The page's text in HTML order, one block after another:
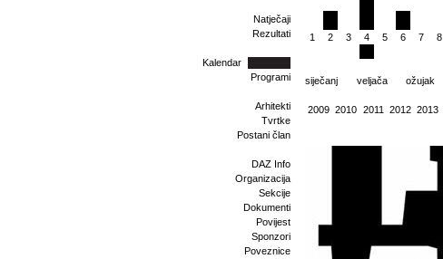
Natječaji
Rezultati
Kalendar
Programi
Arhitekti
Tvrtke
Postani član
DAZ Info
Organizacija
Sekcije
Dokumenti
Povijest
Sponzori
Poveznice
1 2 3 4 5 6 7 8
siječanj veljača ožujak
2009 2010 2011 2012 2013